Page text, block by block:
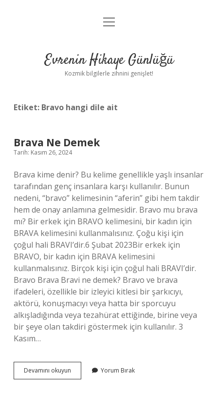
Anasayfa
Yasal Uyarı
menüyü
Evrenin Hikaye Günlüğü
Kozmik bilgilerle zihnini genişlet!
Etiket: Bravo hangi dile ait
Brava Ne Demek
Tarih: Kasım 26, 2024
Brava kime denir? Bu kelime genellikle yaşlı insanlar
tarafından genç insanlara karşı kullanılır. Bunun
nedeni, “bravo” kelimesinin “aferin” gibi hem takdir
hem de onay anlamına gelmesidir. Bravo mu brava
mı? Bir erkek için BRAVO kelimesini, bir kadın için
BRAVA kelimesini kullanmalısınız. Çoğu kişi için
çoğul hali BRAVI’dir.6 Şubat 2023Bir erkek için
BRAVO, bir kadın için BRAVA kelimesini
kullanmalısınız. Birçok kişi için çoğul hali BRAVI’dir.
Bravo Brava Bravi ne demek? Bravo ve brava
ifadeleri, özellikle bir izleyici kitlesi bir şarkıcıyı,
aktörü, konuşmacıyı veya hatta bir sporcuyu
alkışladığında veya tezahürat ettiğinde, birine veya
bir şeye olan takdiri göstermek için kullanılır. 3
Kasım…
Devamını okuyun
Ne
Yorum Bırak